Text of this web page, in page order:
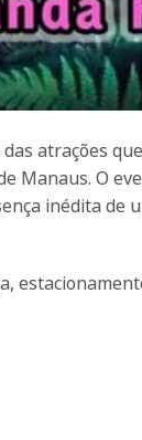
atrações
Manaus. O
inédita de